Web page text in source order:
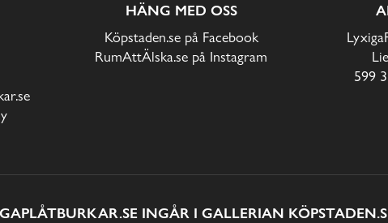
HÄNG MED OSS
Köpstaden.se på Facebook
RumAttÄlska.se på Instagram
599
INGÅR I GALLERIAN